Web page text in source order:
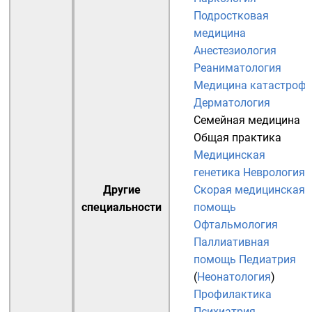
Другие
специальности
Подростковая
медицина
Анестезиология
Реаниматология
Медицина катастроф
Дерматология
Семейная медицина
Общая практика
Медицинская
генетика Неврология
Скорая медицинская
помощь
Офтальмология
Паллиативная
помощь Педиатрия
(Неонатология)
Профилактика